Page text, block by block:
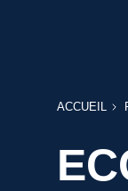
ACCUEIL
ACCUEIL